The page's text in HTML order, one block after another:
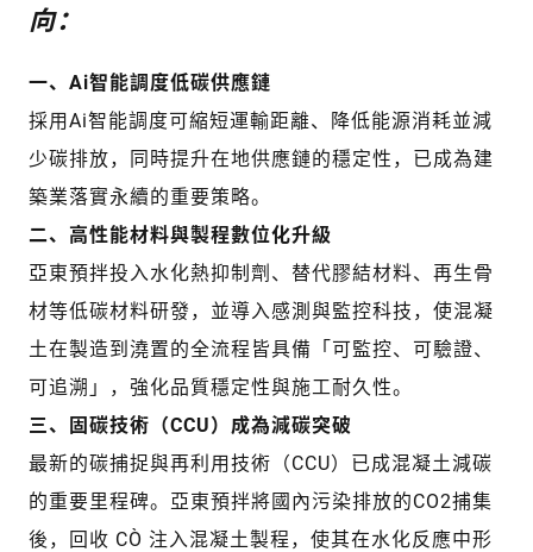
向：
一、Ai智能調度低碳供應鏈
採用Ai智能調度可縮短運輸距離、降低能源消耗並減
少碳排放，同時提升在地供應鏈的穩定性，已成為建
築業落實永續的重要策略。
二、高性能材料與製程數位化升級
亞東預拌投入水化熱抑制劑、替代膠結材料、再生骨
材等低碳材料研發，並導入感測與監控科技，使混凝
土在製造到澆置的全流程皆具備「可監控、可驗證、
可追溯」，強化品質穩定性與施工耐久性。
三、固碳技術（CCU）成為減碳突破
最新的碳捕捉與再利用技術（CCU）已成混凝土減碳
的重要里程碑。亞東預拌將國內污染排放的CO2捕集
後，回收 CO₂ 注入混凝土製程，使其在水化反應中形